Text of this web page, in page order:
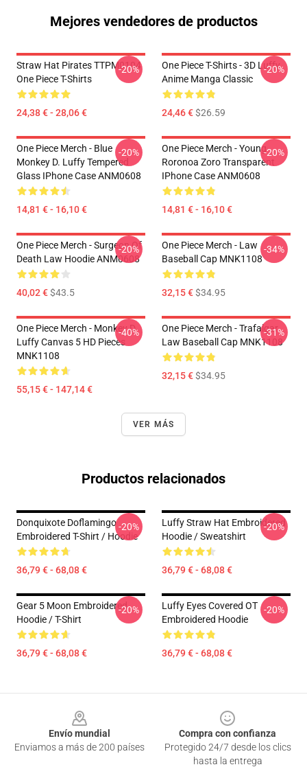
Mejores vendedores de productos
Straw Hat Pirates TTPM0104
One Piece T-Shirts
24,38 € - 28,06 €
-20%
One Piece T-Shirts - 3D Luffy
Anime Manga Classic
24,46 €$26.59
-20%
One Piece Merch - Blue
Monkey D. Luffy Tempered
Glass IPhone Case ANM0608
14,81 € - 16,10 €
-20%
One Piece Merch - Young
Roronoa Zoro Transparent
IPhone Case ANM0608
14,81 € - 16,10 €
-20%
One Piece Merch - Surgeon Of
Death Law Hoodie ANM0608
40,02 €$43.5
-20%
One Piece Merch - Law
Baseball Cap MNK1108
32,15 €$34.95
-34%
One Piece Merch - Monkey D.
Luffy Canvas 5 HD Pieces
MNK1108
55,15 € - 147,14 €
-40%
One Piece Merch - Trafalgar
Law Baseball Cap MNK1108
32,15 €$34.95
-31%
VER MÁS
Productos relacionados
Donquixote Doflamingo
Embroidered T-Shirt / Hoodie
36,79 € - 68,08 €
-20%
Luffy Straw Hat Embroidered
Hoodie / Sweatshirt
36,79 € - 68,08 €
-20%
Gear 5 Moon Embroidered
Hoodie / T-Shirt
36,79 € - 68,08 €
-20%
Luffy Eyes Covered OT
Embroidered Hoodie
36,79 € - 68,08 €
-20%
Envío mundial
Enviamos a más de 200 países
Compra con confianza
Protegido 24/7 desde los clics
hasta la entrega